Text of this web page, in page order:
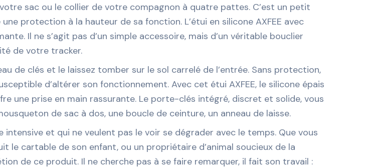
sac ou le collier de votre compagnon à quatre pattes. C’est un petit
protection à la hauteur de sa fonction. L’étui en silicone AXFEE avec
Il ne s’agit pas d’un simple accessoire, mais d’un véritable bouclier
de votre tracker.
de clés et le laissez tomber sur le sol carrelé de l’entrée. Sans protection,
d’altérer son fonctionnement. Avec cet étui AXFEE, le silicone épais
une prise en main rassurante. Le porte-clés intégré, discret et solide, vous
de sac à dos, une boucle de ceinture, un anneau de laisse.
et qui ne veulent pas le voir se dégrader avec le temps. Que vous
le cartable de son enfant, ou un propriétaire d’animal soucieux de la
de ce produit. Il ne cherche pas à se faire remarquer, il fait son travail :